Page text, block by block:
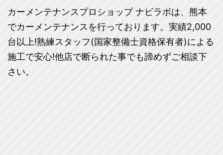
カーメンテナンスプロショップ ナビラボは、熊本
でカーメンテナンスを行っております。実績2,000
台以上!熟練スタッフ(国家整備士資格保有者)による
施工で安心!他店で断られた事でも諦めずご相談下
さい。